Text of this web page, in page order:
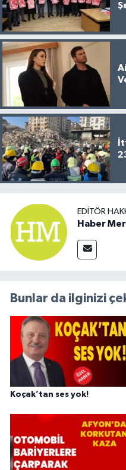
EDITÖR
Haber
Bunlar da ilginizi
Koçak’tan ses yok!